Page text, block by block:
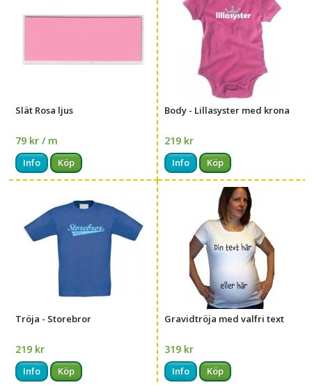
Slät Rosa ljus
79 kr / m
Info Köp
Body - Lillasyster med krona
219 kr
Info Köp
Tröja - Storebror
219 kr
Info Köp
Gravidtröja med valfri text
319 kr
Info Köp